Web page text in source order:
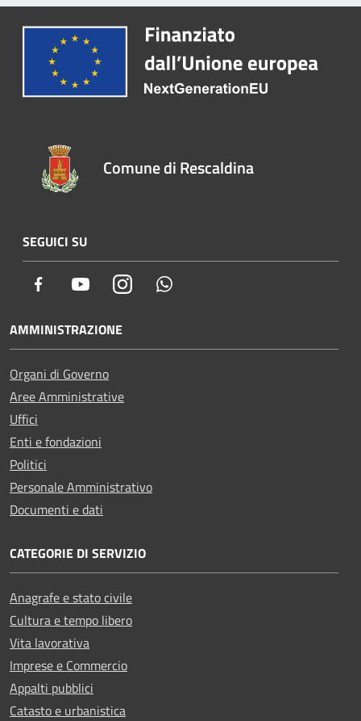
Comune di Rescaldina
SEGUICI SU
Facebook YoutubeInstagram
AMMINISTRAZIONE
Organi di Governo
Aree Amministrative
Uffici
Enti e fondazioni
Politici
Personale Amministrativo
Documenti e dati
CATEGORIE DI SERVIZIO
Anagrafe e stato civile
Cultura e tempo libero
Vita lavorativa
Imprese e Commercio
Appalti pubblici
Catasto e urbanistica